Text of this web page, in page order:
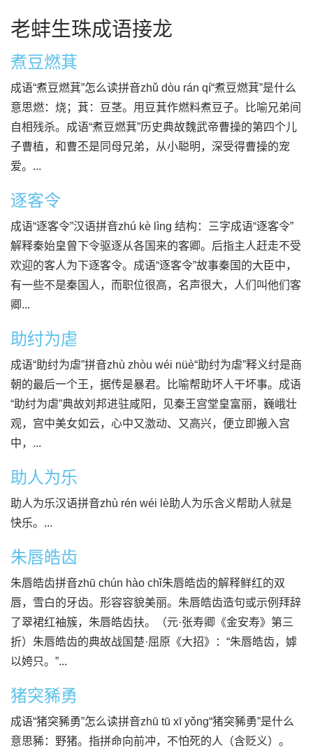
老蚌生珠成语接龙
煮豆燃萁
成语“煮豆燃萁”怎么读拼音zhǔ dòu rán qí“煮豆燃萁”是什么
意思燃：烧；萁：豆茎。用豆萁作燃料煮豆子。比喻兄弟间
自相残杀。成语“煮豆燃萁”历史典故魏武帝曹操的第四个儿
子曹植，和曹丕是同母兄弟，从小聪明，深受得曹操的宠
爱。...
逐客令
成语“逐客令”汉语拼音zhú kè lìng 结构：三字成语“逐客令”
解释秦始皇曾下令驱逐从各国来的客卿。后指主人赶走不受
欢迎的客人为下逐客令。成语“逐客令”故事秦国的大臣中，
有一些不是秦国人，而职位很高，名声很大，人们叫他们客
卿...
助纣为虐
成语“助纣为虐”拼音zhù zhòu wéi nüè“助纣为虐”释义纣是商
朝的最后一个王，据传是暴君。比喻帮助坏人干坏事。成语
“助纣为虐”典故刘邦进驻咸阳，见秦王宫堂皇富丽，巍峨壮
观，宫中美女如云，心中又激动、又高兴，便立即搬入宫
中，...
助人为乐
助人为乐汉语拼音zhù rén wéi lè助人为乐含义帮助人就是
快乐。...
朱唇皓齿
朱唇皓齿拼音zhū chún hào chǐ朱唇皓齿的解释鲜红的双
唇，雪白的牙齿。形容容貌美丽。朱唇皓齿造句或示例拜辞
了翠裙红袖簇，朱唇皓齿扶。（元·张寿卿《金安寿》第三
折）朱唇皓齿的典故战国楚·屈原《大招》：“朱唇皓齿，嫭
以姱只。”...
猪突豨勇
成语“猪突豨勇”怎么读拼音zhū tū xī yǒng“猪突豨勇”是什么
意思豨：野猪。指拼命向前冲，不怕死的人（含贬义）。